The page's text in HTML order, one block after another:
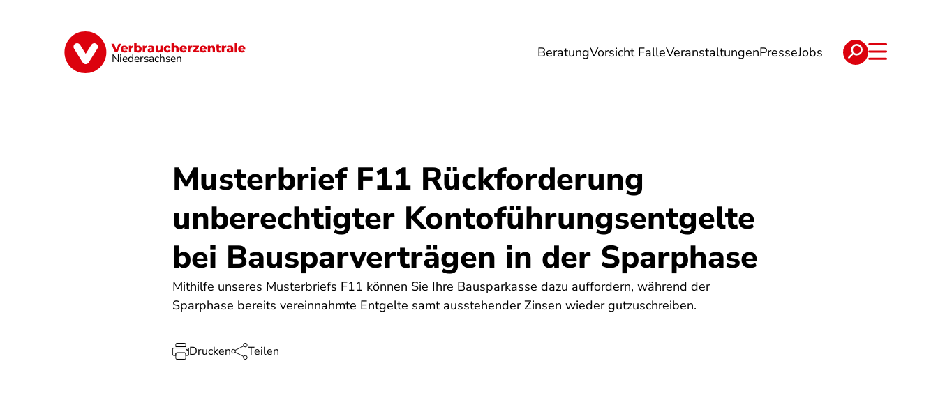
Niedersachsen BeratungVorsicht FalleVeranstaltungenPresseJobs
Digitale Welt Energie Geld & Versicherungen Ernährung Reise Verträge & Reklamation
Musterbrief F11 Rückforderung
unberechtigter Kontoführungsentgelte
bei Bausparverträgen in der Sparphase
Mithilfe unseres Musterbriefs F11 können Sie Ihre Bausparkasse dazu auffordern, während der
Sparphase bereits vereinnahmte Entgelte samt ausstehender Zinsen wieder gutzuschreiben.
Drucken Teilen